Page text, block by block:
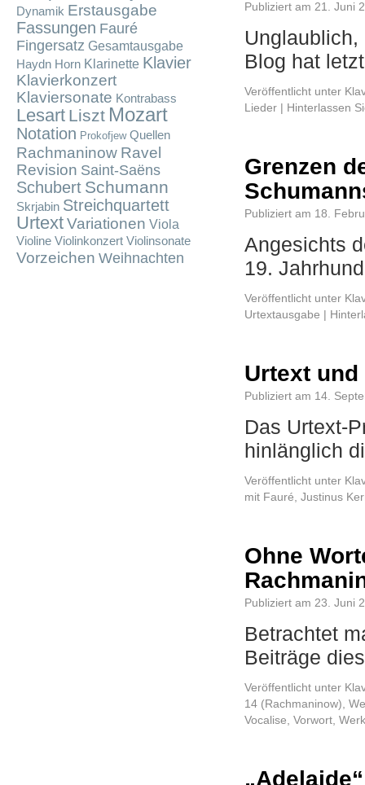
Publiziert am 21. Juni
Blog hat
Veröffentlicht unter
Lieder | Hinterlassen
Grenzen
Publiziert am 18.
Angesichts
19.
Veröffentlicht unter
Urtextausgabe |
Urtext
Publiziert am 14.
Das Urtext-
hinlänglich
Veröffentlicht unter
mit Fauré Justinus
Ohne
Publiziert am 23. Juni
Betrachtet
Beiträge
Veröffentlicht unter
14 (Rachmaninow)
Vocalise Vorwort
Dynamik Erstausgabe
Fassungen Fauré
Fingersatz Gesamtausgabe
Haydn Horn Klarinette Klavier
Klavierkonzert
Klaviersonate Kontrabass
Lesart Liszt Mozart
Notation Prokofjew Quellen
Rachmaninow Ravel
Revision Saint-Saëns
Schubert Schumann
Skrjabin Streichquartett
UrtextVariationen Viola
Violine Violinkonzert Violinsonate
Vorzeichen Weihnachten